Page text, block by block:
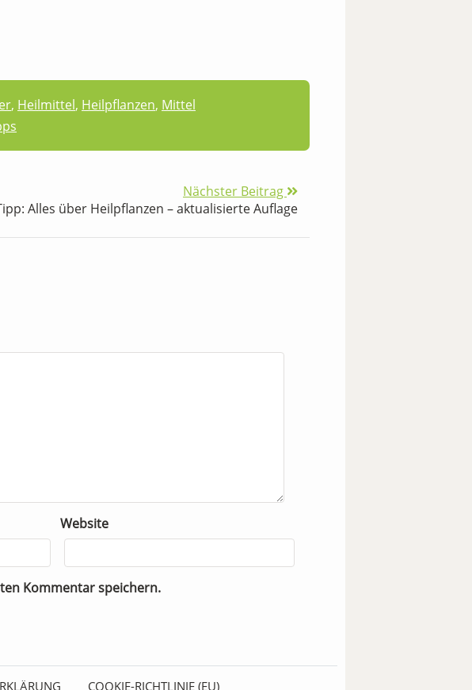
, Heilmittel, Heilpflanzen, Mittel
Nächster Beitrag
Alles über Heilpflanzen – aktualisierte Auflage
Website
Kommentar speichern.
COOKIE-RICHTLINIE (EU)